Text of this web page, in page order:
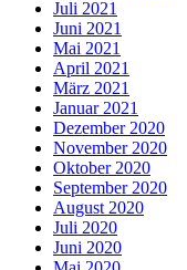
Juli 2021
Juni 2021
Mai 2021
April 2021
März 2021
Januar 2021
Dezember 2020
November 2020
Oktober 2020
September 2020
August 2020
Juli 2020
Juni 2020